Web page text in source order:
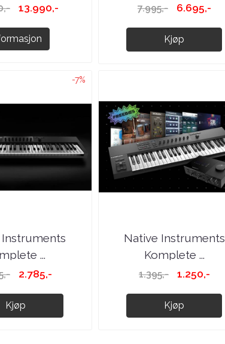
13.990,- 7.995,- 6.695,-
Kjøp
-7%
...
2.785,-
Kjøp
Native Instruments
Komplete ...
1.395,- 1.250,-
Kjøp